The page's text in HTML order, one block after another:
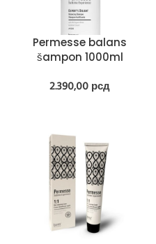
Permesse balans
šampon 1000ml
2.390,00 рсд